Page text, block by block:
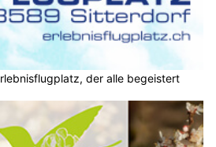
der alle begeistert